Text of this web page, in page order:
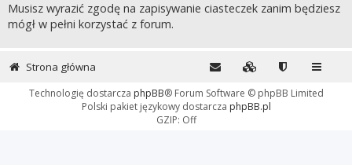
Musisz wyrazić zgodę na zapisywanie ciasteczek zanim będziesz
mógł w pełni korzystać z forum.
Strona główna
Technologię dostarcza phpBB® Forum Software © phpBB Limited
Polski pakiet językowy dostarcza phpBB.pl
GZIP: Off